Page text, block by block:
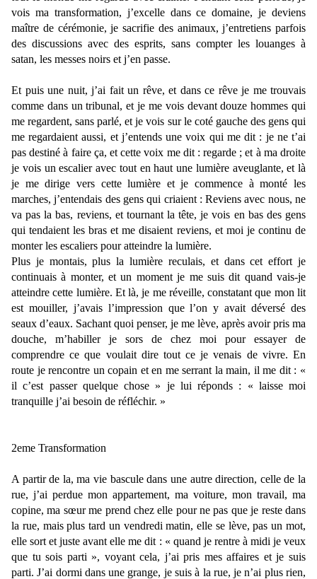
vois ma transformation, j’excelle dans ce domaine, je deviens
maître de cérémonie, je sacrifie des animaux, j’entretiens parfois
des discussions avec des esprits, sans compter les louanges à
satan, les messes noirs et j’en passe.
Et puis une nuit, j’ai fait un rêve, et dans ce rêve je me trouvais
comme dans un tribunal, et je me vois devant douze hommes qui
me regardent, sans parlé, et je vois sur le coté gauche des gens qui
me regardaient aussi, et j’entends une voix qui me dit : je ne t’ai
pas destiné à faire ça, et cette voix me dit : regarde ; et à ma droite
je vois un escalier avec tout en haut une lumière aveuglante, et là
je me dirige vers cette lumière et je commence à monté les
marches, j’entendais des gens qui criaient : Reviens avec nous, ne
va pas la bas, reviens, et tournant la tête, je vois en bas des gens
qui tendaient les bras et me disaient reviens, et moi je continu de
monter les escaliers pour atteindre la lumière.
Plus je montais, plus la lumière reculais, et dans cet effort je
continuais à monter, et un moment je me suis dit quand vais-je
atteindre cette lumière. Et là, je me réveille, constatant que mon lit
est mouiller, j’avais l’impression que l’on y avait déversé des
seaux d’eaux. Sachant quoi penser, je me lève, après avoir pris ma
douche, m’habiller je sors de chez moi pour essayer de
comprendre ce que voulait dire tout ce je venais de vivre. En
route je rencontre un copain et en me serrant la main, il me dit : «
il c’est passer quelque chose » je lui réponds : « laisse moi
tranquille j’ai besoin de réfléchir. »
2eme Transformation
A partir de la, ma vie bascule dans une autre direction, celle de la
rue, j’ai perdue mon appartement, ma voiture, mon travail, ma
copine, ma sœur me prend chez elle pour ne pas que je reste dans
la rue, mais plus tard un vendredi matin, elle se lève, pas un mot,
elle sort et juste avant elle me dit : « quand je rentre à midi je veux
que tu sois parti », voyant cela, j’ai pris mes affaires et je suis
parti. J’ai dormi dans une grange, je suis à la rue, je n’ai plus rien,